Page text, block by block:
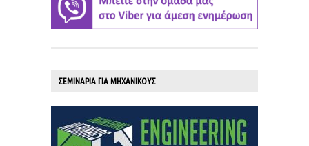
ΣΕΜΙΝΑΡΙΑ ΓΙΑ ΜΗΧΑΝΙΚΟΥΣ